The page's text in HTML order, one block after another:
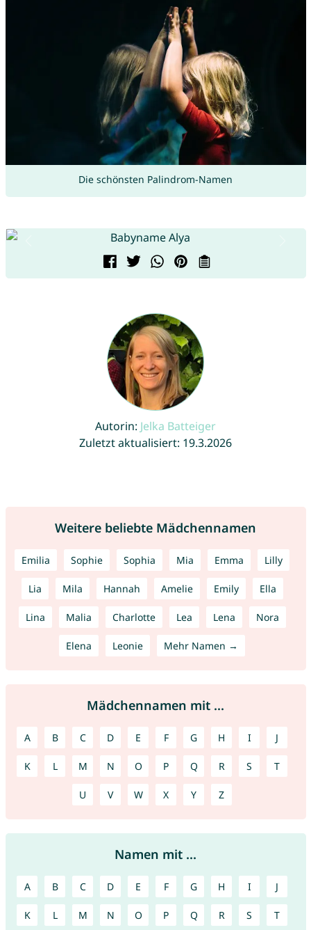
Die schönsten Palindrom-Namen
Autorin: Jelka Batteiger
Zuletzt aktualisiert: 19.3.2026
Weitere beliebte Mädchennamen
Emilia Sophie Sophia Mia Emma Lilly
Lia Mila Hannah Amelie Emily Ella
Lina Malia Charlotte Lea Lena Nora
Elena Leonie Mehr Namen →
Mädchennamen mit ...
A B C D E F G H I J
K L M N O P Q R S T
U V W X Y Z
Namen mit ...
A B C D E F G H I J
K L M N O P Q R S T